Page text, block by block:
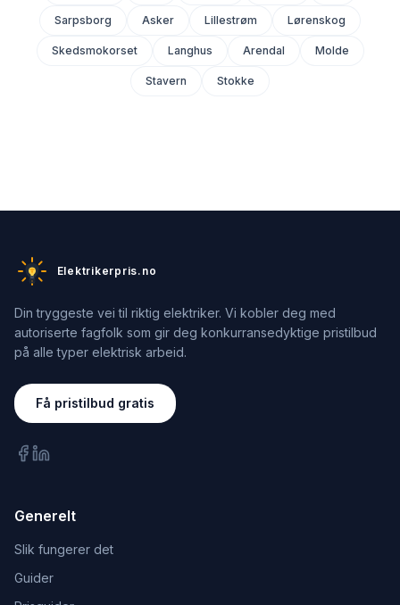
Sarpsborg Asker Lillestrøm Lørenskog
Skedsmokorset Langhus Arendal Molde
Stavern Stokke
Elektrikerpris.no
Din tryggeste vei til riktig elektriker. Vi kobler deg med
autoriserte fagfolk som gir deg konkurransedyktige pristilbud
på alle typer elektrisk arbeid.
Få pristilbud gratis
Generelt
Slik fungerer det
Guider